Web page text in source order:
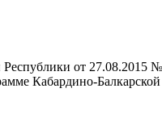
Республики от 27.08.2015
Кабардино-